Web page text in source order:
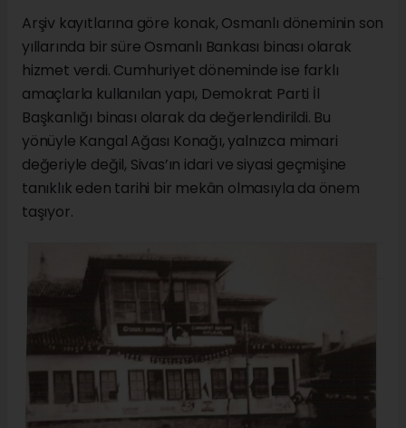
Arşiv kayıtlarına göre konak, Osmanlı döneminin son
yıllarında bir süre Osmanlı Bankası binası olarak
hizmet verdi. Cumhuriyet döneminde ise farklı
amaçlarla kullanılan yapı, Demokrat Parti İl
Başkanlığı binası olarak da değerlendirildi. Bu
yönüyle Kangal Ağası Konağı, yalnızca mimari
değeriyle değil, Sivas’ın idari ve siyasi geçmişine
tanıklık eden tarihi bir mekân olmasıyla da önem
taşıyor.